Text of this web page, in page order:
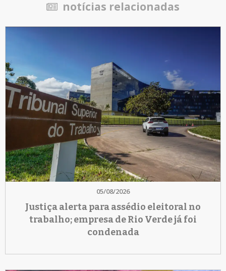
notícias relacionadas
05/08/2026
Justiça alerta para assédio eleitoral no
trabalho; empresa de Rio Verde já foi
condenada